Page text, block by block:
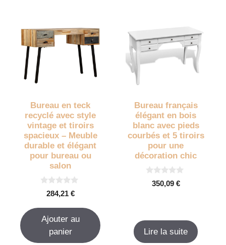
Bureau en teck
recyclé avec style
vintage et tiroirs
spacieux – Meuble
durable et élégant
pour bureau ou
salon
s
5
284,21 €
Ajouter au
panier
Bureau français
élégant en bois
blanc avec pieds
courbés et 5 tiroirs
pour une
décoration chic
s350,09 €
Lire la suite